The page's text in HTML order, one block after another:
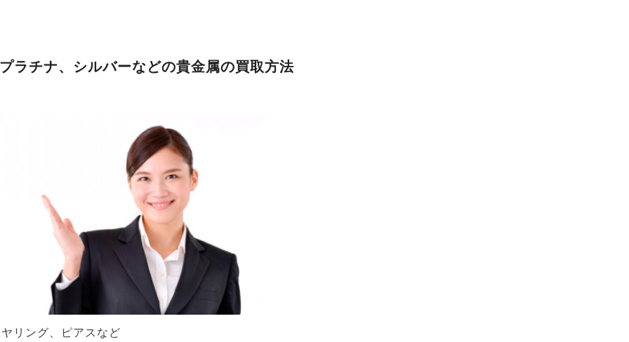
ラチナ、シルバーなどの貴金属の買取方法
リング、ピアスなど